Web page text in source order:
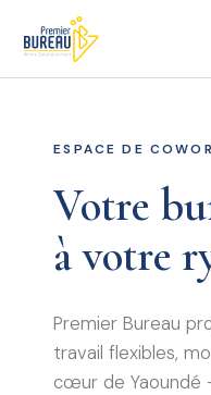
ESPACE DE
Votre
à votre
Premier Bureau
travail flexibles,
cœur de Yaoundé